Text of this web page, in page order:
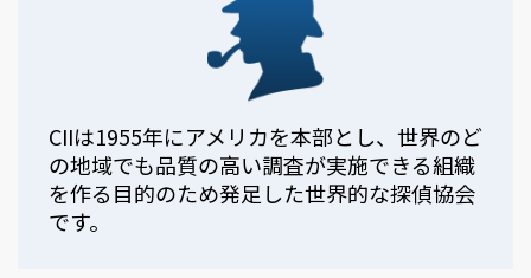
CIIは1955年にアメリカを本部とし、世界のど
の地域でも品質の高い調査が実施できる組織
を作る目的のため発足した世界的な探偵協会
です。